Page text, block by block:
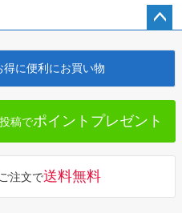
へ
得に便利にお買い物
稿でポイントプレゼント
注文で送料無料